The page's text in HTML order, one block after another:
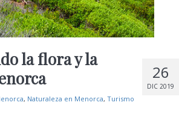
26
DIC 2019
la flora y la
, Naturaleza en Menorca, Turismo